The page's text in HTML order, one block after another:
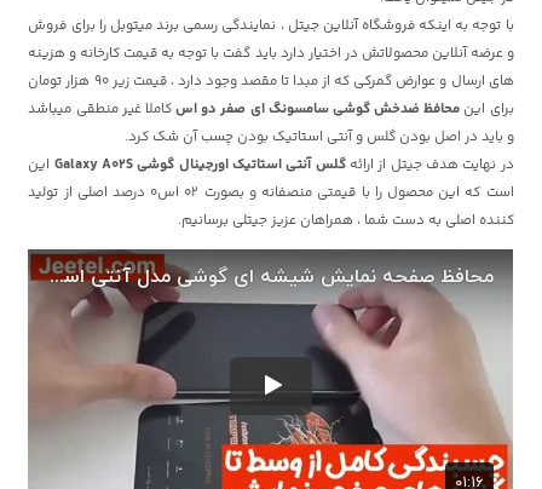
با توجه به اینکه فروشگاه آنلاین جیتل ، نمایندگی رسمی برند میتوبل را برای فروش
و عرضه آنلاین محصولاتش در اختیار دارد باید گفت با توجه به قیمت کارخانه و هزینه
های ارسال و عوارض گمرکی که از مبدا تا مقصد وجود دارد ، قیمت زیر 90 هزار تومان
برای این محافظ ضدخش گوشی سامسونگ ای صفر دو اسکاملا غیر منطقی میباشد
و باید در اصل بودن گلس و آنتی استاتیک بودن چسب آن شک کرد.
در نهایت هدف جیتل از ارائهگلس آنتی استاتیک اورجینال گوشی Galaxy A02S
این
است که این محصول را با قیمتی منصفانه و بصورت 02 اس0 درصد اصلی از تولید
کننده اصلی به دست شما ، همراهان عزیز جیتلی برسانیم.